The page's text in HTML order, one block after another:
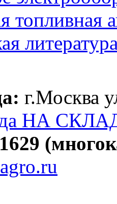
топливная
г.Москва
НА